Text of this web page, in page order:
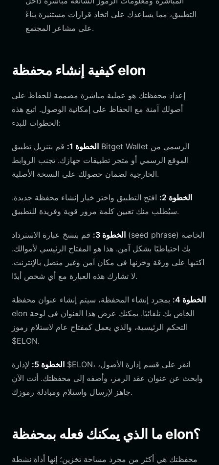
التطبيق، مما يساعدك على اتخاذ قرارات مستنيرة بناءً
على مشاعر المجتمع.
كيفية إنشاء محفظة elon
إعداد محفظتك هو عملية مباشرة مصممة للحفاظ على
أصولك آمنة مع الحفاظ على إمكانية الوصول. اتبع هذه
الخطوات للبدء:
الخطوة 1:
قم بتنزيل تطبيق Bitget Wallet الرسمي من
الموقع الرسمي أو متجر تطبيقات جهازك. تجنب الروابط
الخارجية لضمان حصولك على النسخة الأصلية.
الخطوة 2:
افتح التطبيق واختر خيار إنشاء محفظة جديدة.
سيُطلب منك تعيين كلمة مرور قوية وفريدة للتطبيق.
الخطوة 3:
قم بنسخ عبارة الاسترداد (seed phrase) الخاصة
بك احتياطيًا بشكل آمن. هذا هو المفتاح الرئيسي لأموالك.
اكتبها على ورقة وخزنها في مكان آمن وغير متصل بالإنترنت.
لا تشارك هذه العبارة مع أي شخص أبدًا.
الخطوة 4:
بمجرد إنشاء المحفظة، سيتم إنشاء عنوان محفظة
elon الخاص بك تلقائيًا. يمكنك عرض هذا العنوان في لوحة
التحكم الرئيسية، والذي يعمل كمفتاح عام لاستلام رموز
$ELON.
الخطوة 5:
لإدارة $ELON، انقر على قسم إدارة الأصول،
وابحث عن عنوان عقد الرمز، وأضفه إلى محفظتك. أنت الآن
جاهز لإرسال واستلام ومبادلة رموزك.
ما الذي يمكنك فعله بمحفظة elon؟
محفظتك هي أكثر من مجرد مساحة تخزين؛ إنها أداة نشطة